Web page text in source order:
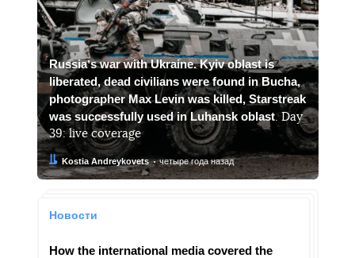
Russiaʼs war with Ukraine. Kyiv oblast is
liberated, dead civilians were found in Bucha,
photographer Max Levin was killed, Starstreak
was successfully used in Luhansk oblast. Day
39: live coverage
Автор:
Kostia Andreykovets
Дата: четыре года назад
Новости
How the international media covered the